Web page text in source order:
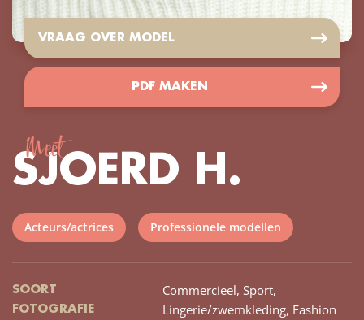
VRAAG OVER MODEL
PDF MAKEN
Meet
SJOERD H.
Acteurs/actrices Professionele modellen
SOORT
FOTOGRAFIE
Commercieel, Sport,
Lingerie/zwemkleding, Fashion